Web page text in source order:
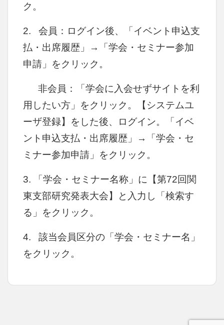
ク。
2. 会員：ログイン後、
「イベント申込支
払・出席履歴」→「学会・セミナー参加
申請」をクリック。
非会員：「学会に入会せずサイトを利
用したい方」をクリック。【システムユ
ーザ登録】をした後、ログイン。
「イベ
ント申込支払・出席履歴」→「学会・セ
ミナー参加申請」をクリック。
3. 「学会・セミナー名称」に【第72回関
東支部研究発表大会】と入力し「検索す
る」をクリック。
4. 該当会員区分の「学会・セミナー名」
をクリック。